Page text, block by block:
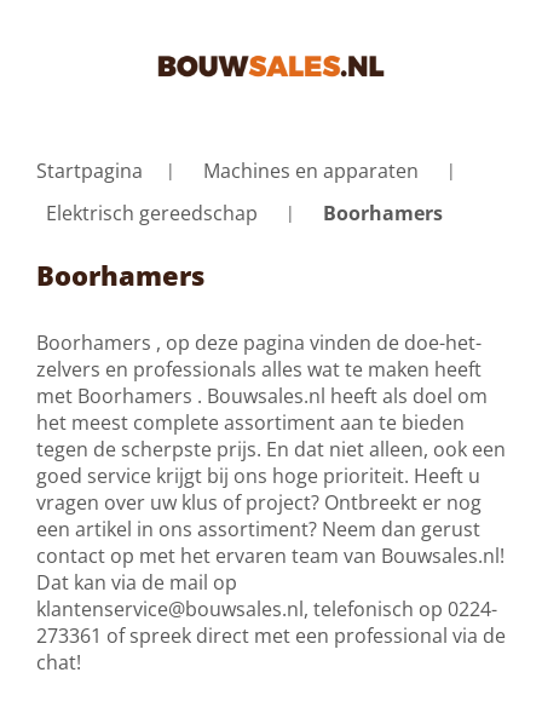
Startpagina
Machines en apparaten
Elektrisch gereedschap
Boorhamers
Boorhamers
Boorhamers , op deze pagina vinden de doe-het-
zelvers en professionals alles wat te maken heeft
met Boorhamers . Bouwsales.nl heeft als doel om
het meest complete assortiment aan te bieden
tegen de scherpste prijs. En dat niet alleen, ook een
goed service krijgt bij ons hoge prioriteit. Heeft u
vragen over uw klus of project? Ontbreekt er nog
een artikel in ons assortiment? Neem dan gerust
contact op met het ervaren team van Bouwsales.nl!
Dat kan via de mail op
klantenservice@bouwsales.nl, telefonisch op 0224-
273361 of spreek direct met een professional via de
chat!